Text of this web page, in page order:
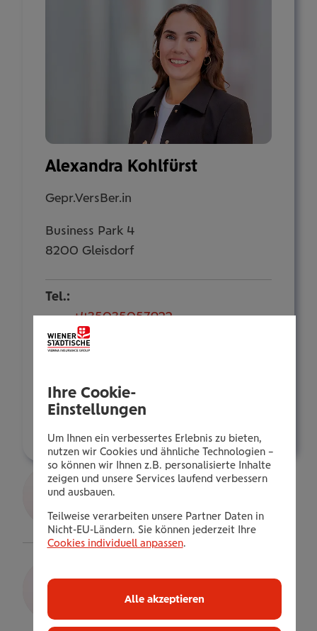
Alexandra Kohlfürst
Gepr.VersBer.in
Business Park 4
8200 Gleisdorf
Tel.:
+435035057922
Mobil:
+436646013957922
a.kohlfuerst@wienerstaedtische.at
Gerhard Krenn
Sub Direktor
Details
Details
Ihre Cookie-
Einstellungen
Um Ihnen ein verbessertes Erlebnis zu bieten,
nutzen wir Cookies und ähnliche Technologien –
so können wir Ihnen z.B. personalisierte Inhalte
zeigen und unsere Services laufend verbessern
und ausbauen.
Teilweise verarbeiten unsere Partner Daten in
Nicht-EU-Ländern. Sie können jederzeit Ihre
Cookies individuell anpassen.
Alle akzeptieren